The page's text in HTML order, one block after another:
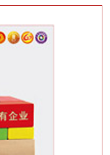
信”，做到“两个维
深化“两个全覆盖”
优异成绩迎接新中